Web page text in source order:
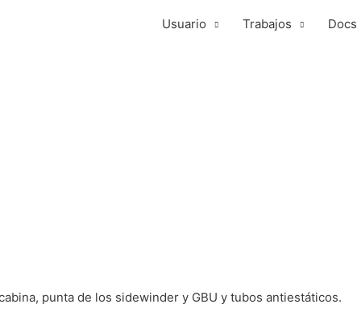
Usuario Trabajos Docs
punta de los sidewinder y GBU y tubos antiestáticos.